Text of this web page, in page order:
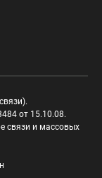
от 15.10.08.
связи и массовых